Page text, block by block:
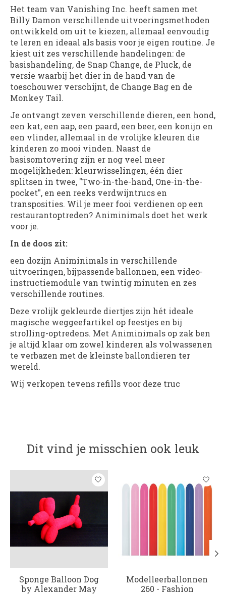
Het team van Vanishing Inc. heeft samen met
Billy Damon verschillende uitvoeringsmethoden
ontwikkeld om uit te kiezen, allemaal eenvoudig
te leren en ideaal als basis voor je eigen routine. Je
kiest uit zes verschillende handelingen: de
basishandeling, de Snap Change, de Pluck, de
versie waarbij het dier in de hand van de
toeschouwer verschijnt, de Change Bag en de
Monkey Tail.
Je ontvangt zeven verschillende dieren, een hond,
een kat, een aap, een paard, een beer, een konijn en
een vlinder, allemaal in de vrolijke kleuren die
kinderen zo mooi vinden. Naast de
basisomtovering zijn er nog veel meer
mogelijkheden: kleurwisselingen, één dier
splitsen in twee, "Two-in-the-hand, One-in-the-
pocket", en een reeks verdwijntrucs en
transposities. Wil je meer fooi verdienen op een
restaurantoptreden? Animinimals doet het werk
voor je.
In de doos zit:
een dozijn Animinimals in verschillende
uitvoeringen, bijpassende ballonnen, een video-
instructiemodule van twintig minuten en zes
verschillende routines.
Deze vrolijk gekleurde diertjes zijn hét ideale
magische weggeefartikel op feestjes en bij
strolling-optredens. Met Animinimals op zak ben
je altijd klaar om zowel kinderen als volwassenen
te verbazen met de kleinste ballondieren ter
wereld.
Wij verkopen tevens refills voor deze truc
Dit vind je misschien ook leuk
Items van productcarrousel
Sponge Balloon Dog
by Alexander May
Modelleerballonnen
260 - Fashion